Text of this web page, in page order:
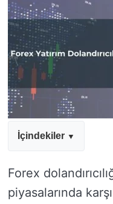
İçindekiler
Forex
piyasalarında